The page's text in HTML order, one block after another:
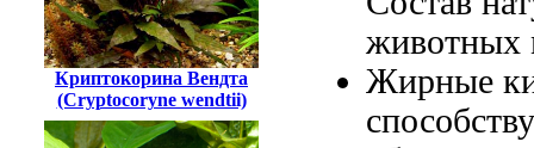
Криптокорина Вендта
(Cryptocoryne wendtii)
животных
Жирные